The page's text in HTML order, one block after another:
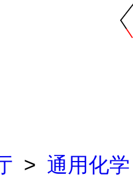
> 通用化学